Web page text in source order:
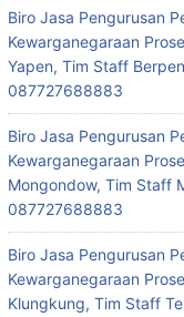
Biro Jasa Pengurusan
Kewarganegaraan
Yapen, Tim Staff
087727688883
Biro Jasa Pengurusan
Kewarganegaraan
Mongondow, Tim Staff
087727688883
Biro Jasa Pengurusan
Kewarganegaraan
Klungkung, Tim Staff